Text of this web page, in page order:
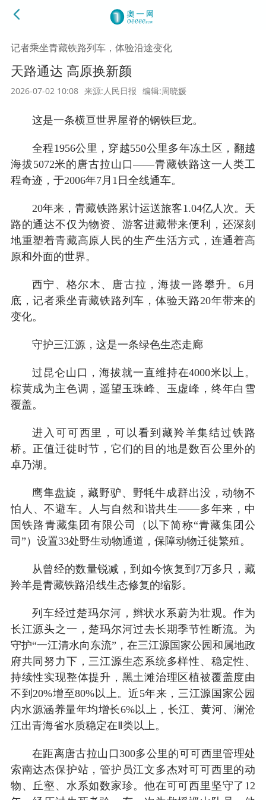
记者乘坐青藏铁路列车，体验沿途变化
天路通达 高原换新颜
2026-07-02 10:08 来源:人民日报 编辑:周晓媛
这是一条横亘世界屋脊的钢铁巨龙。
全程1956公里，穿越550公里多年冻土区，翻越
海拔5072米的唐古拉山口——青藏铁路这一人类工
程奇迹，于2006年7月1日全线通车。
20年来，青藏铁路累计运送旅客1.04亿人次。天
路的通达不仅为物资、游客进藏带来便利，还深刻
地重塑着青藏高原人民的生产生活方式，连通着高
原和外面的世界。
西宁、格尔木、唐古拉，海拔一路攀升。6月
底，记者乘坐青藏铁路列车，体验天路20年带来的
变化。
守护三江源，这是一条绿色生态走廊
过昆仑山口，海拔就一直维持在4000米以上。
棕黄成为主色调，遥望玉珠峰、玉虚峰，终年白雪
覆盖。
进入可可西里，可以看到藏羚羊集结过铁路
桥。正值迁徙时节，它们的目的地是数百公里外的
卓乃湖。
鹰隼盘旋，藏野驴、野牦牛成群出没，动物不
怕人、不避车。人与自然和谐共生——多年来，中
国铁路青藏集团有限公司（以下简称“青藏集团公
司”）设置33处野生动物通道，保障动物迁徙繁殖。
从曾经的数量锐减，到如今恢复到7万多只，藏
羚羊是青藏铁路沿线生态修复的缩影。
列车经过楚玛尔河，辫状水系蔚为壮观。作为
长江源头之一，楚玛尔河过去长期季节性断流。为
守护“一江清水向东流”，在三江源国家公园和属地政
府共同努力下，三江源生态系统多样性、稳定性、
持续性实现整体提升，黑土滩治理区植被覆盖度由
不到20%增至80%以上。近5年来，三江源国家公园
内水源涵养量年均增长6%以上，长江、黄河、澜沧
江出青海省水质稳定在Ⅱ类以上。
在距离唐古拉山口300多公里的可可西里管理处
索南达杰保护站，管护员江文多杰对可可西里的动
物、丘壑、水系如数家珍。他在可可西里坚守了12